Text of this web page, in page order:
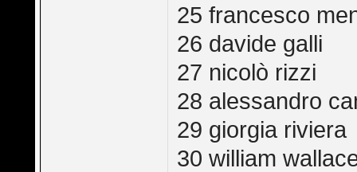
25 francesco
26 davide galli
27 nicolò rizzi
28 alessandro
29 giorgia riviera
30 william